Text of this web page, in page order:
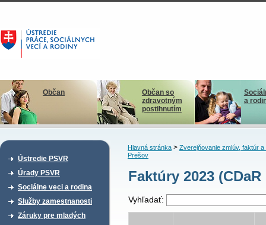
Občan
Občan so
zdravotným
postihnutím
a
Ústredie PSVR
Úrady PSVR
Sociálne veci a rodina
Služby zamestnanosti
Záruky pre mladých
Hlavná stránka> Zverejňovanie zmlúv, faktúr a
Prešov
Faktúry 2023
Vyhľadať: